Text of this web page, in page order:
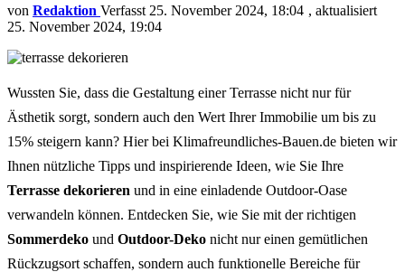
von Redaktion 25. November 2024, 18:04
aktualisiert
25. November 2024, 19:04
Wussten Sie, dass die Gestaltung einer Terrasse nicht nur für
Ästhetik sorgt, sondern auch den Wert Ihrer Immobilie um bis zu
15% steigern kann? Hier bei Klimafreundliches-Bauen.de bieten wir
Ihnen nützliche Tipps und inspirierende Ideen, wie Sie Ihre
Terrasse dekorieren und in eine einladende Outdoor-Oase
verwandeln können. Entdecken Sie, wie Sie mit der richtigen
Sommerdeko und Outdoor-Deko nicht nur einen gemütlichen
Rückzugsort schaffen, sondern auch funktionelle Bereiche für